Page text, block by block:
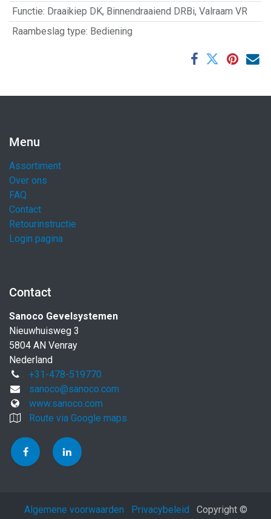
Functie: Draaikiep DK, Binnendraaiend DRBi, Valraam VR
Raambeslag type: Bediening
Menu
Assortiment
Over ons
FAQ
Contact
Retourinstructie
Login pagina
Contact
Sanoco Gevelsystemen
Nieuwhuisweg 3
5804 AN Venray
Nederland
+31-478-519770
sanoco@sanoco.com
www.sanoco.com
Route via Google maps
Algemene voorwaarden Privacybeleid
Copyright ©